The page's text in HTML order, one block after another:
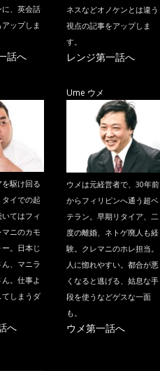
、英会話
ップしま
話へ
ネスなどオノケンとは違う
視点の記事をアップしま
す。
レンジ第一話へ
駆け回る
タイでの起
てはフィ
マニのカモ
。日本じ
、マニラ
。仕事よ
てしまうダ
へ
Ume ウメ
ウメは元経営者で、30年前
からフィリピンへ通う超ベ
テラン。早期リタイア、二
度の離婚、ネトゲ廃人も経
験。クレマニのホレ担当。
人に惚れやすい。都合が悪
くなると逃げる、姑息な手
段を使うなどゲスな一面
も。
ウメ第一話へ